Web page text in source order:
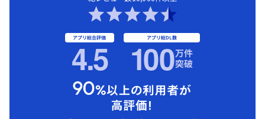
アプリ総合評価
4.5 アプリ総DL数
100万件
突破